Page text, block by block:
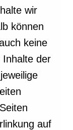
wir
können
keine
Inhalte der
auf